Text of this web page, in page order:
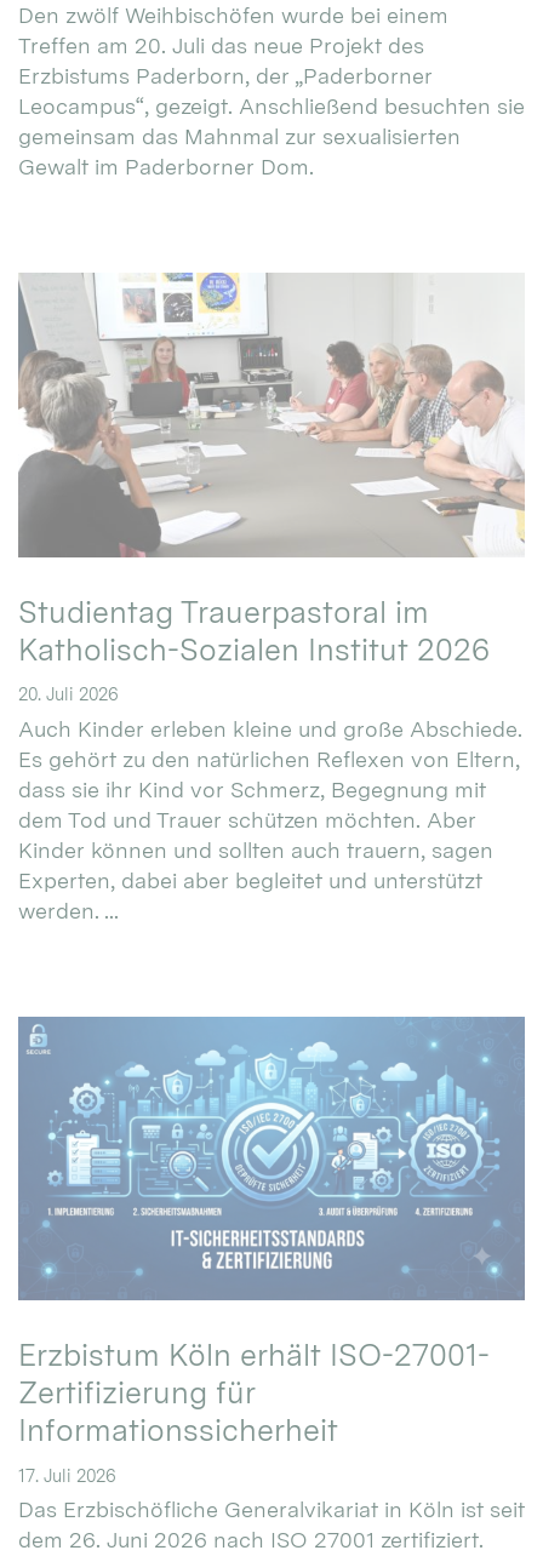
Den zwölf Weihbischöfen wurde bei einem
Treffen am 20. Juli das neue Projekt des
Erzbistums Paderborn, der „Paderborner
Leocampus“, gezeigt. Anschließend besuchten sie
gemeinsam das Mahnmal zur sexualisierten
Gewalt im Paderborner Dom.
Studientag Trauerpastoral im
Katholisch-Sozialen Institut 2026
20. Juli 2026
Auch Kinder erleben kleine und große Abschiede.
Es gehört zu den natürlichen Reflexen von Eltern,
dass sie ihr Kind vor Schmerz, Begegnung mit
dem Tod und Trauer schützen möchten. Aber
Kinder können und sollten auch trauern, sagen
Experten, dabei aber begleitet und unterstützt
werden. ...
Erzbistum Köln erhält ISO-27001-
Zertifizierung für
Informationssicherheit
17. Juli 2026
Das Erzbischöfliche Generalvikariat in Köln ist seit
dem 26. Juni 2026 nach ISO 27001 zertifiziert.